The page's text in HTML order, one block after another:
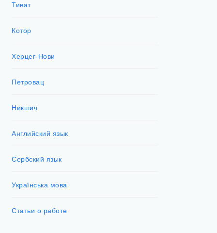
Тиват
Котор
Херцег-Нови
Петровац
Никшич
Английский язык
Сербский язык
Українська мова
Статьи о работе